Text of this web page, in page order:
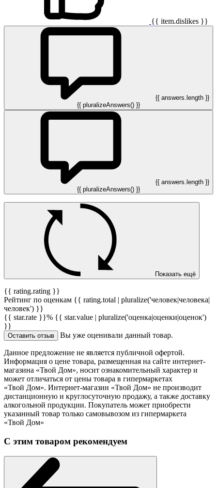
{{ item.dislikes }}
{{ answers.length }}
{{ pluralizeAnswers() }}
{{ answers.length }}
{{ pluralizeAnswers() }}
Показать ещё
{{ rating.rating }}
Рейтинг по оценкам {{ rating.total | pluralize('человек|человека|
человек') }}
{{ star.rate }}% {{ star.value | pluralize('оценка|оценки|оценок')
}}
Оставить отзыв Вы уже оценивали данный товар.
Данное предложение не является публичной офертой.
Информация о цене товара, размещенная на сайте интернет-
магазина «Твой Дом», носит ознакомительный характер и
может отличаться от цены товара в гипермаркетах
«Твой Дом». Интернет-магазин «Твой Дом» не производит
дистанционную и круглосуточную продажу, а также доставку
алкогольной продукции. Покупатель может приобрести
указанный товар только самовывозом из гипермаркета
«Твой Дом»
С этим товаром рекомендуем